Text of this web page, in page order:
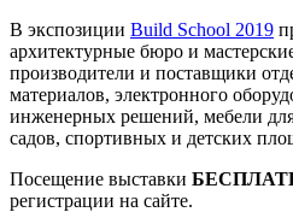
В экспозиции Build School 2019
архитектурные бюро и
производители и поставщики
материалов, электронного
инженерных решений, мебели
садов, спортивных и детских
Посещение выставки
регистрации на сайте.